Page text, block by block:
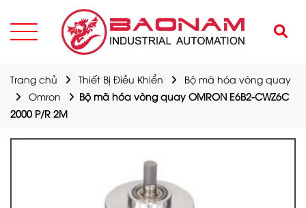
Trang chủ Thiết Bị Điều Khiển
Bộ mã hóa vòng quay
Omron
Bộ mã hóa vòng quay OMRON E6B2-CWZ6C
2000 P/R 2M